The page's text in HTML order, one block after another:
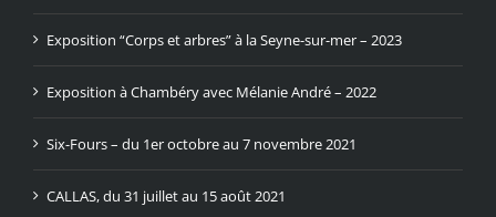
Exposition “Corps et arbres” à la Seyne-sur-mer – 2023
Exposition à Chambéry avec Mélanie André – 2022
Six-Fours – du 1er octobre au 7 novembre 2021
CALLAS, du 31 juillet au 15 août 2021